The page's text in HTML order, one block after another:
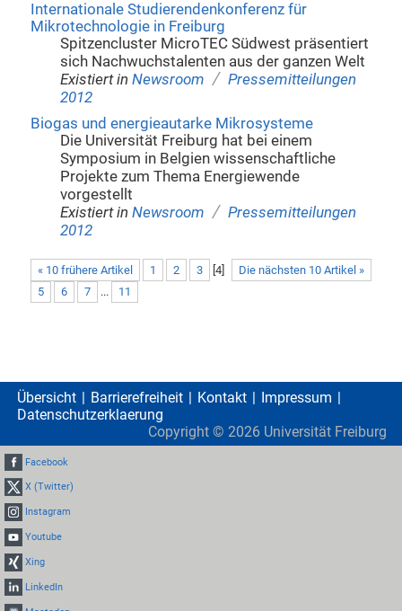
Internationale Studierendenkonferenz für
Mikrotechnologie in Freiburg
Spitzencluster MicroTEC Südwest präsentiert
sich Nachwuchstalenten aus der ganzen Welt
Existiert in Newsroom / Pressemitteilungen
2012
Biogas und energieautarke Mikrosysteme
Die Universität Freiburg hat bei einem
Symposium in Belgien wissenschaftliche
Projekte zum Thema Energiewende
vorgestellt
Existiert in Newsroom / Pressemitteilungen
2012
« 10 frühere Artikel Die nächsten 10 Artikel »
1 2 3 4]
5
6 7 ... 11
Übersicht Barrierefreiheit Kontakt
Impressum
Datenschutzerklaerung
Copyright © 2026 Universität Freiburg
Facebook
X (Twitter)
Instagram
Youtube
Xing
LinkedIn